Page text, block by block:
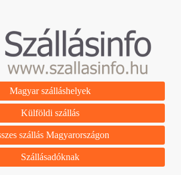
Magyar szálláshelyek
Külföldi szállás
szállás Magyarországon
Szállásadóknak